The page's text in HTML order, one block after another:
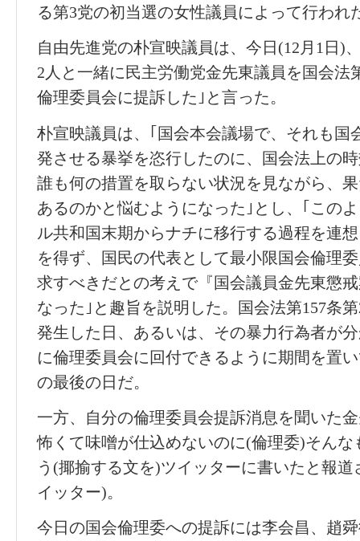
る第3党の初当選の女性議員によって行われ
自由先進党の朴宣映議員は、今日(12月1日)
2人と一緒に民主労働党金先東議員を国会法
倫理委員会に提訴した｣と言った。
朴宣映議員は、｢国会本会議場で、それも国
発させる暴挙を恣行したのに、国会法上の
誰も何の措置を取らない状況を見ながら、
あるのかと悩むようになった｣とし、｢この
ル共和国末期からナチに移行する過程を連
を得ず、国民の代表として最小限国会倫理
求すべきだとの考えで『国会議員金先東懲
なった｣と趣旨を説明した。国会法第157条
発生した日、あるいは、その暴力行為者が
に倫理委員会に回付できるように期間を置
の最後の日だ。
一方、自分の倫理委員会提訴消息を聞いた
怖くて味噌が仕込めないのに(倫理委)そんな
う(揶揄する文を)ツイッターに書いたと報
イッター)。
今日の国会倫理委への提訴には李会昌、趙